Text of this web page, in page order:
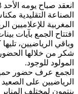
الصناعة التقليدية
المغربية للإعلاميين
افتتاح الجمع بآيات
وباقي الرياضيين،
شكر من خلالها الحضور
المولود للوجود.
الجمع عرف حضور حميد
الرياضيين على
ينتمون لمختلف